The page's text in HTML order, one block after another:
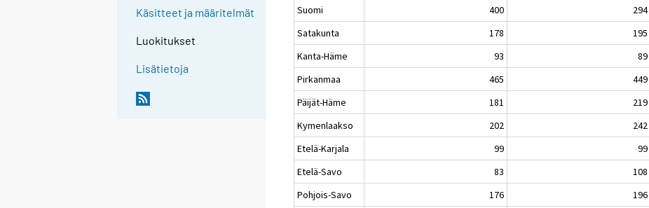
Käsitteet ja määritelmät
Luokitukset
Lisätietoja
Suomi
400
294
Satakunta
178
195
Kanta-Häme
93
89
Pirkanmaa
465
449
Päijät-Häme
181
219
Kymenlaakso
202
242
Etelä-Karjala
99
99
Etelä-Savo
83
108
Pohjois-Savo
176
196